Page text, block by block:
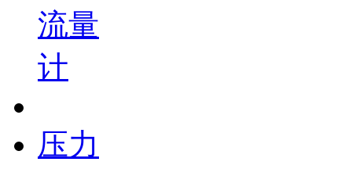
流量
计
压力